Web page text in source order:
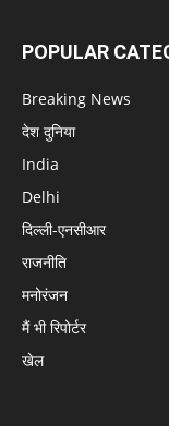
POPULAR
Breaking News
देश दुनिया
India
Delhi
दिल्ली-एनसीआर
राजनीति
मनोरंजन
मैं भी रिपोर्टर
खेल